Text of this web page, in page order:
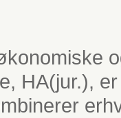
HA(jur.),